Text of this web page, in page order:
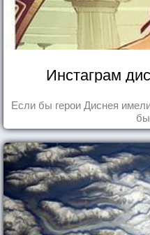
Инстаграм
Если бы герои Диснея